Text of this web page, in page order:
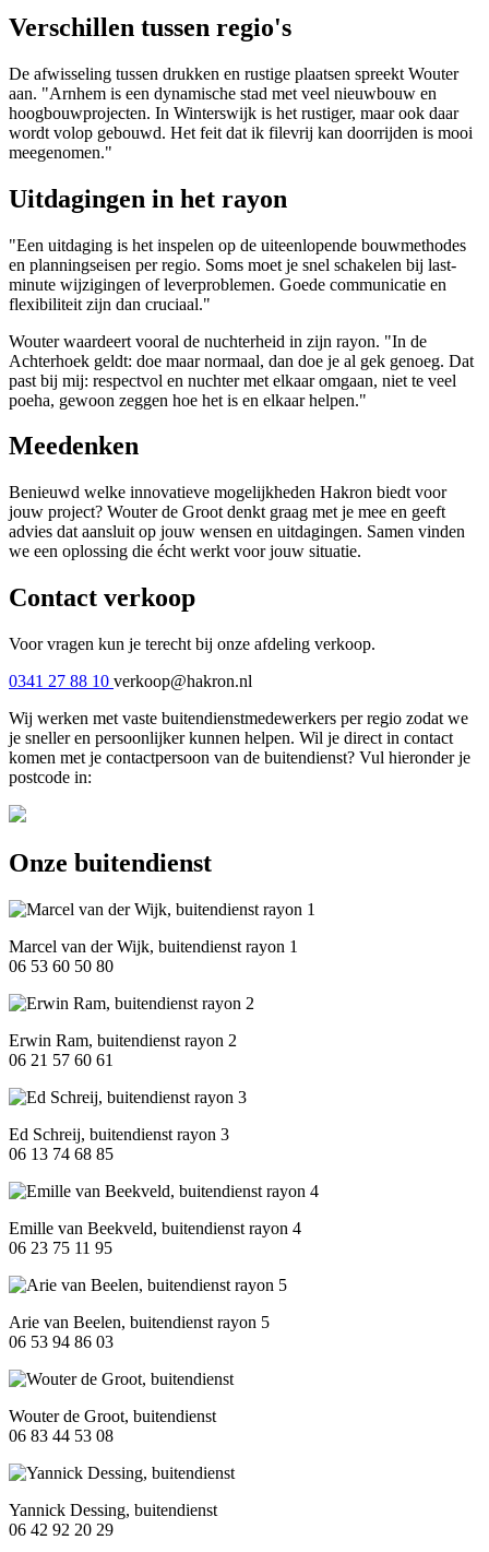
Verschillen tussen regio's
De afwisseling tussen drukken en rustige plaatsen spreekt Wouter
aan. "Arnhem is een dynamische stad met veel nieuwbouw en
hoogbouwprojecten. In Winterswijk is het rustiger, maar ook daar
wordt volop gebouwd. Het feit dat ik filevrij kan doorrijden is mooi
meegenomen."
Uitdagingen in het rayon
"Een uitdaging is het inspelen op de uiteenlopende bouwmethodes
en planningseisen per regio. Soms moet je snel schakelen bij last-
minute wijzigingen of leverproblemen. Goede communicatie en
flexibiliteit zijn dan cruciaal."
Wouter waardeert vooral de nuchterheid in zijn rayon. "In de
Achterhoek geldt: doe maar normaal, dan doe je al gek genoeg. Dat
past bij mij: respectvol en nuchter met elkaar omgaan, niet te veel
poeha, gewoon zeggen hoe het is en elkaar helpen."
Meedenken
Benieuwd welke innovatieve mogelijkheden Hakron biedt voor
jouw project? Wouter de Groot denkt graag met je mee en geeft
advies dat aansluit op jouw wensen en uitdagingen. Samen vinden
we een oplossing die écht werkt voor jouw situatie.
Contact verkoop
Voor vragen kun je terecht bij onze afdeling verkoop.
0341 27 88 10 verkoop@hakron.nl
Wij werken met vaste buitendienstmedewerkers per regio zodat we
je sneller en persoonlijker kunnen helpen. Wil je direct in contact
komen met je contactpersoon van de buitendienst? Vul hieronder je
postcode in:
Onze buitendienst
Marcel van der Wijk, buitendienst rayon 1
06 53 60 50 80
Erwin Ram, buitendienst rayon 2
06 21 57 60 61
Ed Schreij, buitendienst rayon 3
06 13 74 68 85
Emille van Beekveld, buitendienst rayon 4
06 23 75 11 95
Arie van Beelen, buitendienst rayon 5
06 53 94 86 03
Wouter de Groot, buitendienst
06 83 44 53 08
Yannick Dessing, buitendienst
06 42 92 20 29